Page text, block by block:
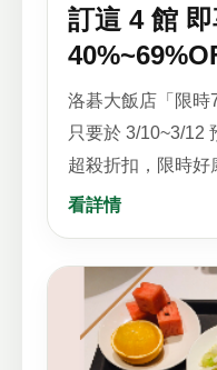
訂這 4 館
洛碁大飯店「限時
只要於 3/10~3/12
超殺折扣，限時好
看詳情